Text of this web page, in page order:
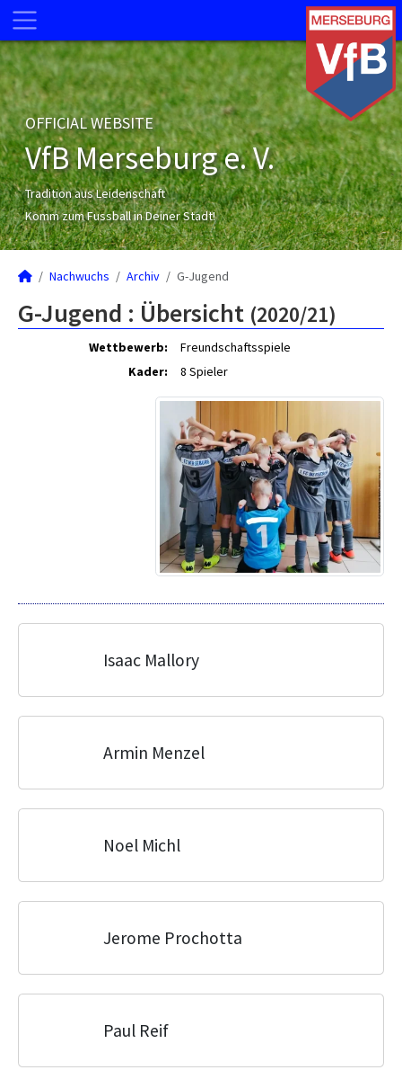
OFFICIAL WEBSITE
VfB Merseburg e. V.
Tradition aus Leidenschaft
Komm zum Fussball in Deiner Stadt!
Nachwuchs Archiv G-Jugend
G-Jugend : Übersicht (2020/21)
Wettbewerb:
Freundschaftsspiele
Kader:
8 Spieler
Isaac Mallory
Armin Menzel
Noel Michl
Jerome Prochotta
Paul Reif